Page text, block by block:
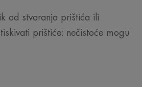
od stvaranja prištića ili
prištiće: nečistoće mogu